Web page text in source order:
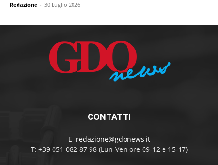
Redazione - 30 Luglio 2026
CONTATTI
E: redazione@gdonews.it
T: +39 051 082 87 98 (Lun-Ven ore 09-12 e 15-17)